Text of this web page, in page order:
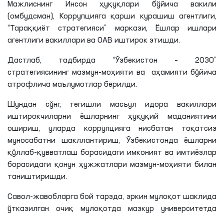
Мажлиснинг Инсон ҳуқуқлари бўйича вакили
(омбудсман), Коррупцияга қарши курашиш агентлиги,
“Тараққиёт стратегияси” маркази, Ёшлар ишлари
агентлиги вакиллари ва ОАВ иштирок этишди.
Дастлаб, тадбирда “Ўзбекистон – 2030”
стратегиясининг мазмун-моҳияти ва аҳамияти бўйича
атрофлича маълумотлар берилди.
Шундан сўнг, тегишли масъул идора вакиллари
иштирокчиларни ёшларнинг ҳуқуқий маданиятини
ошириш, уларда коррупцияга нисбатан тоқатсиз
муносабатни шакллантириш, Ўзбекистонда ёшларни
қўллаб-қувватлаш борасидаги имконият ва имтиёзлар
борасидаги қонун ҳужжатлари мазмун-моҳияти билан
таништиришди.
Савол-жавобларга бой тарзда, эркин мулоқот шаклида
ўтказилган очиқ мулоқотда мазкур университетда